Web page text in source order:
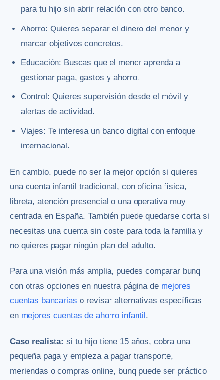
para tu hijo sin abrir relación con otro banco.
Ahorro: Quieres separar el dinero del menor y
marcar objetivos concretos.
Educación: Buscas que el menor aprenda a
gestionar paga, gastos y ahorro.
Control: Quieres supervisión desde el móvil y
alertas de actividad.
Viajes: Te interesa un banco digital con enfoque
internacional.
En cambio, puede no ser la mejor opción si quieres
una cuenta infantil tradicional, con oficina física,
libreta, atención presencial o una operativa muy
centrada en España. También puede quedarse corta si
necesitas una cuenta sin coste para toda la familia y
no quieres pagar ningún plan del adulto.
Para una visión más amplia, puedes comparar bunq
con otras opciones en nuestra página de mejores
cuentas bancarias o revisar alternativas específicas
en mejores cuentas de ahorro infantil .
Caso realista: si tu hijo tiene 15 años, cobra una
pequeña paga y empieza a pagar transporte,
meriendas o compras online, bunq puede ser práctico